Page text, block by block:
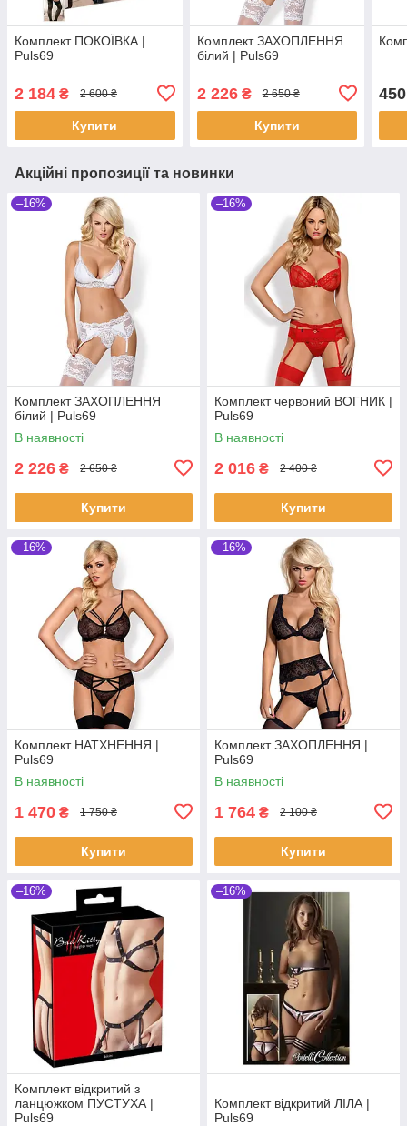
Комплект ПОКОЇВКА |
Puls69
2 184 ₴ 2 600 ₴
Купити
Комплект ЗАХОПЛЕННЯ
білий | Puls69
2 226₴ 2 650 ₴
Купити
450
Акційні пропозиції та новинки
–16%
Комплект ЗАХОПЛЕННЯ
білий | Puls69
В наявності
2 226 ₴ 2 650 ₴
Купити
–16%
Комплект червоний ВОГНИК |
Puls69
В наявності
2 016 ₴ 2 400 ₴
Купити
–16%
Комплект НАТХНЕННЯ |
Puls69
В наявності
1 470 ₴ 1 750 ₴
Купити
–16%
Комплект ЗАХОПЛЕННЯ |
Puls69
В наявності
1 764 ₴ 2 100 ₴
Купити
–16%
Комплект відкритий з
ланцюжком ПУСТУХА |
Puls69
–16%
Комплект відкритий ЛІЛА |
Puls69